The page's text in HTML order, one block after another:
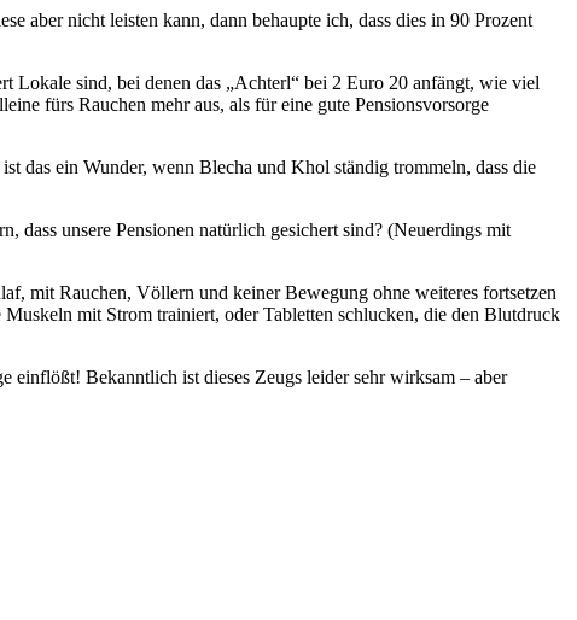
aber nicht leisten kann, dann behaupte ich, dass dies in 90 Prozent
Lokale sind, bei denen das „Achterl“ bei 2 Euro 20 anfängt, wie viel
fürs Rauchen mehr aus, als für eine gute Pensionsvorsorge
das ein Wunder, wenn Blecha und Khol ständig trommeln, dass die
dass unsere Pensionen natürlich gesichert sind? (Neuerdings mit
mit Rauchen, Völlern und keiner Bewegung ohne weiteres fortsetzen
mit Strom trainiert, oder Tabletten schlucken, die den Blutdruck
Bekanntlich ist dieses Zeugs leider sehr wirksam – aber